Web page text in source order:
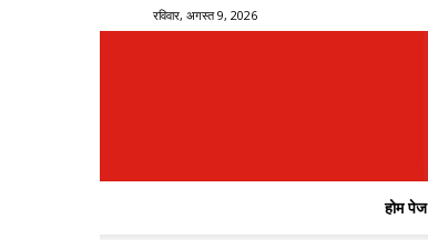
रविवार, अगस्त 9, 2026
होम पेज